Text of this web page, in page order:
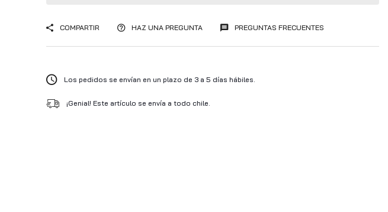
COMPARTIR HAZ UNA PREGUNTA PREGUNTAS FRECUENTES
Los pedidos se envían en un plazo de 3 a 5 días hábiles.
¡Genial! Este artículo se envía a todo chile.